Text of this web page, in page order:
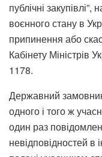
публічні
воєнного стану в
припинення або
Кабінету Міністрів
1178.
Державний
одного і того ж
один раз
невідповідностей